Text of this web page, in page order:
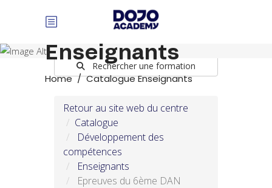
Catalogue
Enseignants
Home/Catalogue Enseignants
Rechercher une formation
Retour au site web du centre
Catalogue
Développement des
compétences
Enseignants
Epreuves du 6ème DAN
Panneau de gestion des cookies